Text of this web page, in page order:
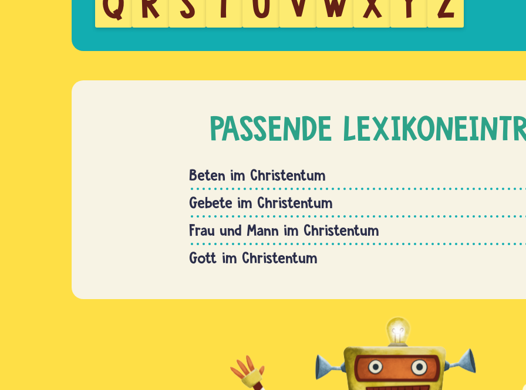
PASSENDE
Beten im Christentum
Gebete im Christentum
Frau und Mann im Christentum
Gott im Christentum